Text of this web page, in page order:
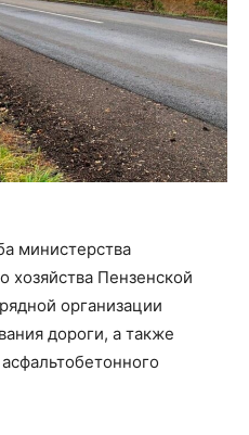
министерства
хозяйства Пензенской
организации
дороги, а также